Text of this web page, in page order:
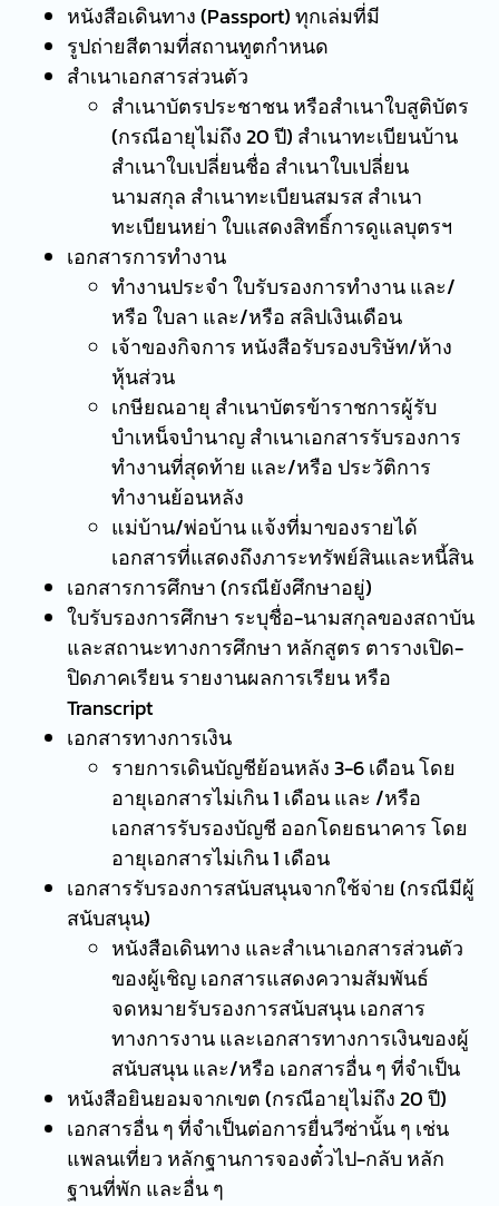
หนังสือเดินทาง (Passport) ทุกเล่มที่มี
รูปถ่ายสีตามที่สถานทูตกำหนด
สำเนาเอกสารส่วนตัว
สำเนาบัตรประชาชน หรือสำเนาใบสูติบัตร
(กรณีอายุไม่ถึง 20 ปี) สำเนาทะเบียนบ้าน
สำเนาใบเปลี่ยนชื่อ สำเนาใบเปลี่ยน
นามสกุล สำเนาทะเบียนสมรส สำเนา
ทะเบียนหย่า ใบแสดงสิทธิ์การดูแลบุตรฯ
เอกสารการทำงาน
ทำงานประจำ ใบรับรองการทำงาน และ/
หรือ ใบลา และ/หรือ สลิปเงินเดือน
เจ้าของกิจการ หนังสือรับรองบริษัท/ห้าง
หุ้นส่วน
เกษียณอายุ สำเนาบัตรข้าราชการผู้รับ
บำเหน็จบำนาญ สำเนาเอกสารรับรองการ
ทำงานที่สุดท้าย และ/หรือ ประวัติการ
ทำงานย้อนหลัง
แม่บ้าน/พ่อบ้าน แจ้งที่มาของรายได้
เอกสารที่แสดงถึงภาระทรัพย์สินและหนี้สิน
เอกสารการศึกษา (กรณียังศึกษาอยู่)
ใบรับรองการศึกษา ระบุชื่อ-นามสกุลของสถาบัน
และสถานะทางการศึกษา หลักสูตร ตารางเปิด-
ปิดภาคเรียน รายงานผลการเรียน หรือ
Transcript
เอกสารทางการเงิน
รายการเดินบัญชีย้อนหลัง 3-6 เดือน โดย
อายุเอกสารไม่เกิน 1 เดือน และ /หรือ
เอกสารรับรองบัญชี ออกโดยธนาคาร โดย
อายุเอกสารไม่เกิน 1 เดือน
เอกสารรับรองการสนับสนุนจากใช้จ่าย (กรณีมีผู้
สนับสนุน)
หนังสือเดินทาง และสำเนาเอกสารส่วนตัว
ของผู้เชิญ เอกสารแสดงความสัมพันธ์
จดหมายรับรองการสนับสนุน เอกสาร
ทางการงาน และเอกสารทางการเงินของผู้
สนับสนุน และ/หรือ เอกสารอื่น ๆ ที่จำเป็น
หนังสือยินยอมจากเขต (กรณีอายุไม่ถึง 20 ปี)
เอกสารอื่น ๆ ที่จำเป็นต่อการยื่นวีซ่านั้น ๆ เช่น
แพลนเที่ยว หลักฐานการจองตั๋วไป-กลับ หลัก
ฐานที่พัก และอื่น ๆ